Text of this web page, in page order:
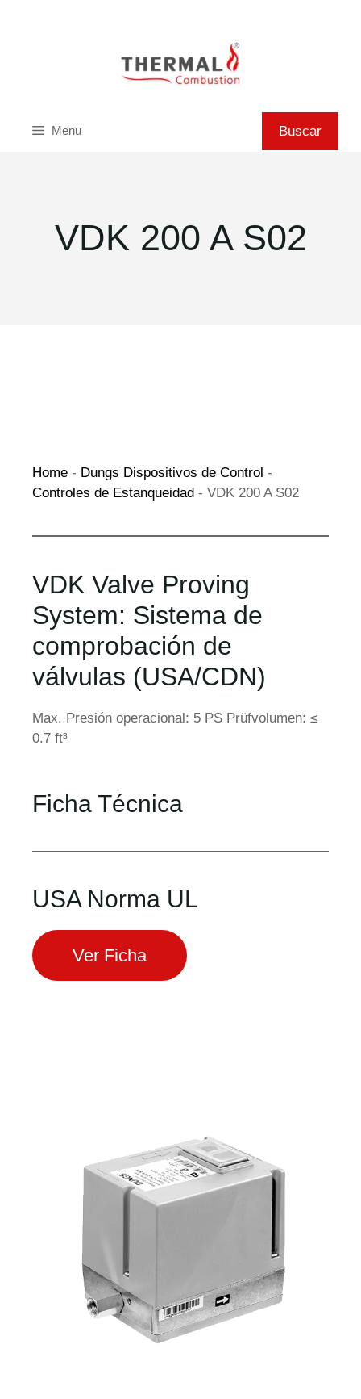
Menu Buscar
VDK 200 A S02
Home - Dungs Dispositivos de Control -
Controles de Estanqueidad - VDK 200 A S02
VDK Valve Proving
System: Sistema de
comprobación de
válvulas (USA/CDN)
Max. Presión operacional: 5 PS Prüfvolumen: ≤
0.7 ft³
Ficha Técnica
USA Norma UL
Ver Ficha